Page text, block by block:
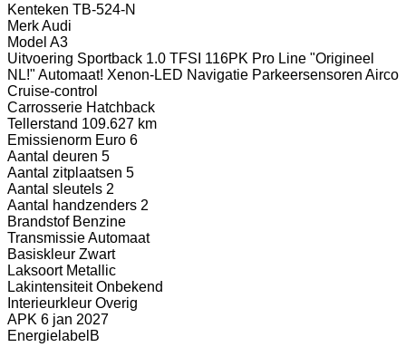
Kenteken TB-524-N
MerkAudi
Model A3
Uitvoering Sportback 1.0 TFSI 116PK Pro Line "Origineel
NL!" Automaat! Xenon-LED Navigatie Parkeersensoren Airco
Cruise-control
Carrosserie Hatchback
Tellerstand 109.627 km
Emissienorm Euro 6
Aantal deuren 5
Aantal zitplaatsen 5
Aantal sleutels 2
Aantal handzenders 2
Brandstof Benzine
TransmissieAutomaat
Basiskleur Zwart
Laksoort Metallic
Lakintensiteit Onbekend
Interieurkleur Overig
APK 6 jan 2027
Energielabel B